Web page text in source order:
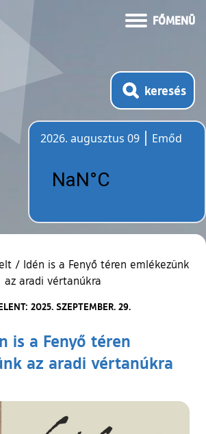
FŐMENÜ
keresés
2026. augusztus 09
Emőd
/ Idén is a Fenyő téren emlékezünk
az aradi vértanúkra
2025. SZEPTEMBER. 29.
is a Fenyő téren
az aradi vértanúkra